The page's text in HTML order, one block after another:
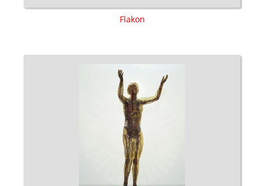
Flakon